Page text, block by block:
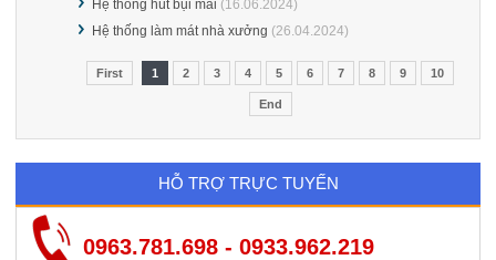
Hệ thống hút bụi mài (16.06.2024)
Hệ thống làm mát nhà xưởng (26.04.2024)
First 1 2 3 4 5 6 7 8 9 10
End
HỖ TRỢ TRỰC TUYẾN
0963.781.698 - 0933.962.219